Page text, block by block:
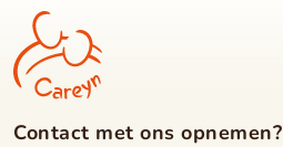
Contact met ons opnemen?